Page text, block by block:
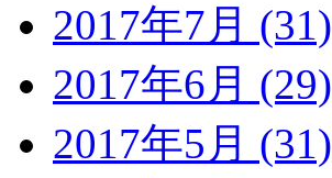
2017年7月 (31)
2017年6月 (29)
2017年5月 (31)